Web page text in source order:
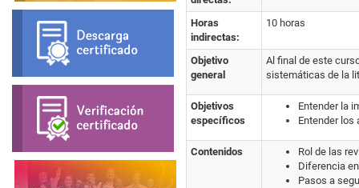
Horas
indirectas:
10 horas
Objetivo
general
Al final de este
sistemáticas de la
Objetivos
específicos
Entender la
Entender
Contenidos
Rol de las
Diferencia
Pasos a